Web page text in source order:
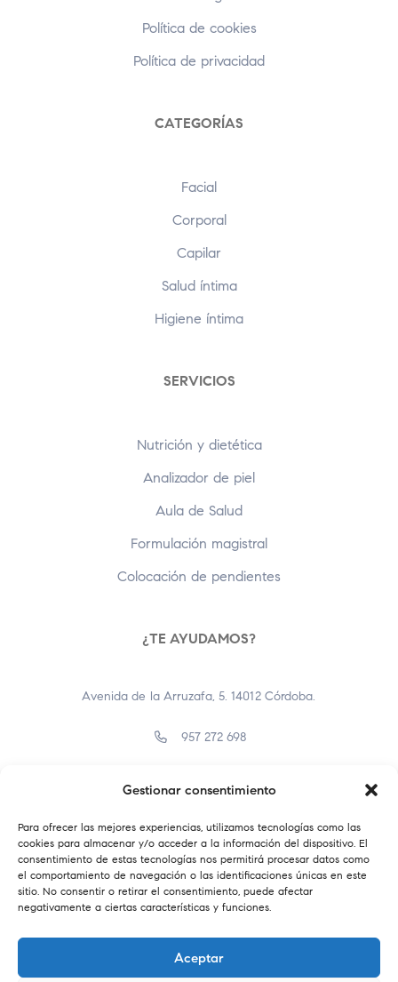
Gestionar consentimiento
Para ofrecer las mejores experiencias, utilizamos tecnologías como las
cookies para almacenar y/o acceder a la información del dispositivo. El
consentimiento de estas tecnologías nos permitirá procesar datos como
el comportamiento de navegación o las identificaciones únicas en este
sitio. No consentir o retirar el consentimiento, puede afectar
negativamente a ciertas características y funciones.
Aceptar
Política de cookies
Política de privacidad
CATEGORÍAS
Facial
Corporal
Capilar
Salud íntima
Higiene íntima
SERVICIOS
Nutrición y dietética
Analizador de piel
Aula de Salud
Formulación magistral
Colocación de pendientes
¿TE AYUDAMOS?
Avenida de la Arruzafa, 5. 14012 Córdoba.
957 272 698